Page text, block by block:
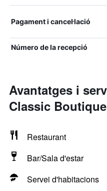
Pagament i cancel·lació
Número de la recepció
Avantatges i
Classic
Restaurant
Bar/Sala d'estar
Servei d'habitacions